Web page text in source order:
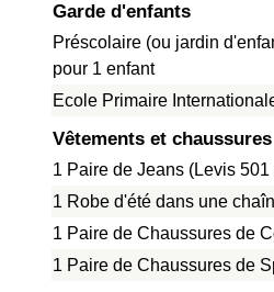
Garde d'enfants
Préscolaire (ou jardin
pour 1 enfant
Ecole Primaire
Vêtements et chaussures
1 Paire de Jeans (Levis
1 Robe d'été dans une
1 Paire de Chaussures de
1 Paire de Chaussures de